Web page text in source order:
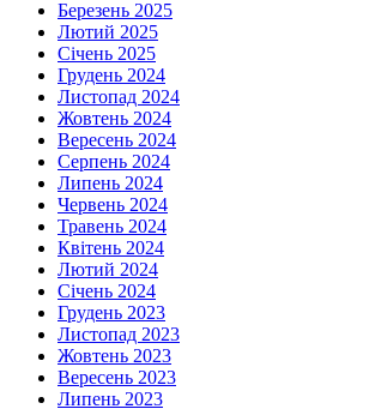
Березень 2025
Лютий 2025
Січень 2025
Грудень 2024
Листопад 2024
Жовтень 2024
Вересень 2024
Серпень 2024
Липень 2024
Червень 2024
Травень 2024
Квітень 2024
Лютий 2024
Січень 2024
Грудень 2023
Листопад 2023
Жовтень 2023
Вересень 2023
Липень 2023